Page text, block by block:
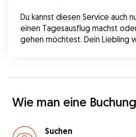
Du kannst diesen Service auch
einen Tagesausflug machst
gehen möchtest. Dein Liebling
Wie man eine
Suchen